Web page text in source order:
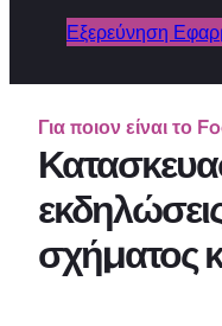
Εξερεύνηση
Για ποιον είναι το
σχήματος